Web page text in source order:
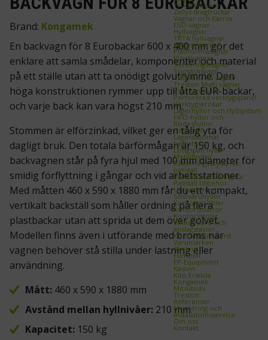
Trucktillbehör
Zallys dragtruckar
Vagnar och Kärror
ESD‑vagnar
Hyllvagnar
TRTA hyllvagnar
Magasinkärror
Plattformsvagnar
Plockvagnar
Serveringsvagnar
Sopsäcksvagn
Tillbehör till vagnar
Treston Multi vagnar
Verktygstavlor
Perforerad verktygspanel
Verktygskrokar
Lagerhyllor och Hyllsystem
FIFO‑hyllor och
flödeshyllor
Grenställ
Lagerautomat
Lagerhylla
Longspan hylla
Metallhyllor
Påkörningsskydd för
pallställ
Pallställ och Pallhyllor
Pallställ tillbehör
Utdragsenhet
Småvaruhyllor
Kontorsmöbler
Kontorsmattor
Kontorsstolar
Whiteboard och
anslagstavlor
Kontorsskrivbord
Varumärken
Axelent
Edmolift
EP-Equipment
Kasten
Kito Erikkilä
Kongamek
Mitsubishi
Treston
Referenser
Montering och
installationsservice
Om oss
Kontakt
Brand: Kongamek
En backvagn för 8 Eurobackar 600 x 400 mm gör det
enklare att samla smådelar, komponenter och material
på ett ställe utan att ta onödigt golvutrymme. Den
höga konstruktionen rymmer upp till åtta EUR-backar,
och varje back kan vara högst 210 mm.
Stommen är elförzinkad, vilket ger en tålig yta för
dagligt bruk. Den totala bärförmågan är 150 kg, och
backvagnen står på fyra hjul med 100 mm diameter för
smidig förflyttning i gångar och vid arbetsstationer.
Med måtten 460 x 590 x 1880 mm får du ett kompakt,
vertikalt backställ som håller ordning på flera
plastbackar utan att sprida ut dem över golvet.
Modellen finns även i utförande med broms när
vagnen behöver stå stilla under lastning eller
användning.
Mått:460 x 590 x 1880 mm
Avstånd mellan hyllnivåer:210 mm
Kapacitet:150 kg